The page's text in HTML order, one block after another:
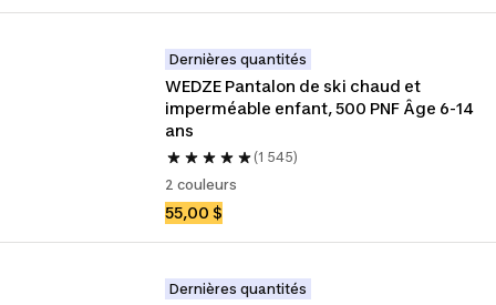
Dernières quantités
WEDZE Pantalon de ski chaud et
imperméable enfant, 500 PNF Âge 6-14
ans
(1 545)
2 couleurs
55,00 $
Dernières quantités